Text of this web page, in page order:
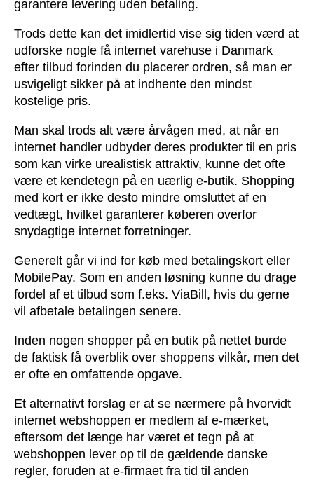
garantere levering uden betaling.
Trods dette kan det imidlertid vise sig tiden værd at
udforske nogle få internet varehuse i Danmark
efter tilbud forinden du placerer ordren, så man er
usvigeligt sikker på at indhente den mindst
kostelige pris.
Man skal trods alt være årvågen med, at når en
internet handler udbyder deres produkter til en pris
som kan virke urealistisk attraktiv, kunne det ofte
være et kendetegn på en uærlig e-butik. Shopping
med kort er ikke desto mindre omsluttet af en
vedtægt, hvilket garanterer køberen overfor
snydagtige internet forretninger.
Generelt går vi ind for køb med betalingskort eller
MobilePay. Som en anden løsning kunne du drage
fordel af et tilbud som f.eks. ViaBill, hvis du gerne
vil afbetale betalingen senere.
Inden nogen shopper på en butik på nettet burde
de faktisk få overblik over shoppens vilkår, men det
er ofte en omfattende opgave.
Et alternativt forslag er at se nærmere på hvorvidt
internet webshoppen er medlem af e-mærket,
eftersom det længe har været et tegn på at
webshoppen lever op til de gældende danske
regler, foruden at e-firmaet fra tid til anden